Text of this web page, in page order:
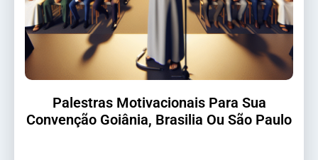
Palestras Motivacionais Para Sua
Convenção Goiânia, Brasilia Ou São Paulo